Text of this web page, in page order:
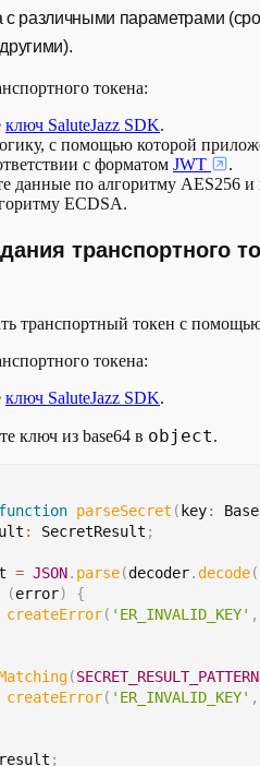
с различными параметрами
токена:
ключ SaluteJazz SDK.
с помощью которой
с форматом JWT
.
данные по алгоритму AES256
ECDSA.
транспортного
транспортный токен с
токена:
ключ SaluteJazz SDK.
ключ из base64 в object.
function parseSecret ( key:
: SecretResult ;
= JSON. parse(decoder.decode(
(error)
{
createError( 'ER_INVALID_KEY' ,
(SECRET_RESULT_PATTERN
createError( 'ER_INVALID_KEY' ,
;